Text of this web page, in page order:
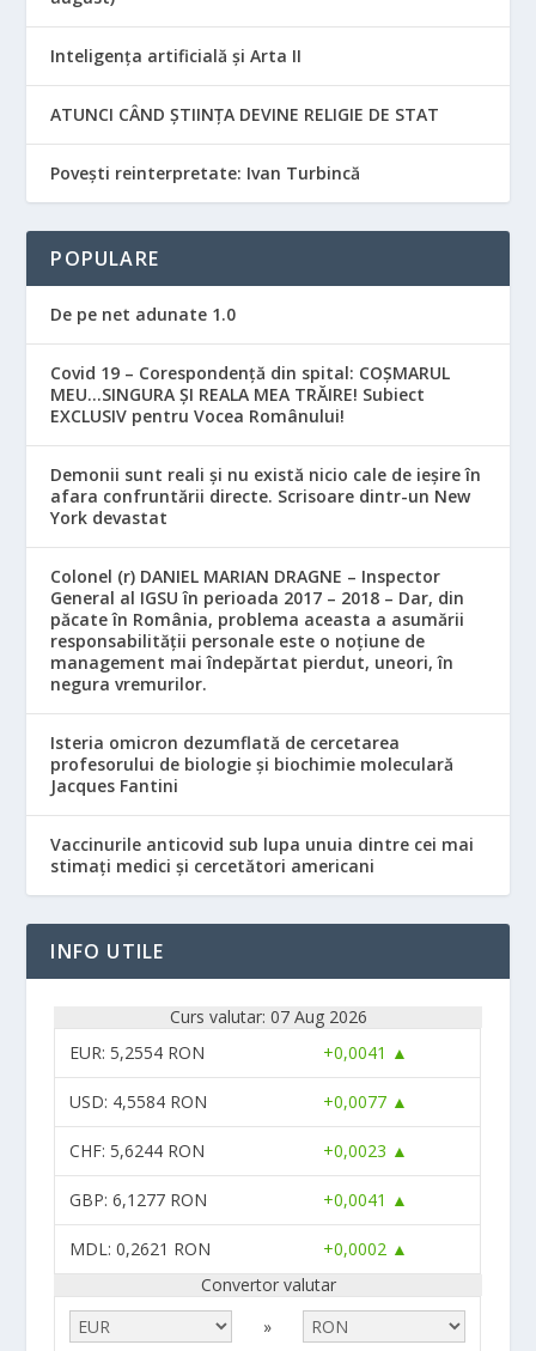
Inteligența artificială și Arta II
ATUNCI CÂND ȘTIINȚA DEVINE RELIGIE DE STAT
Povești reinterpretate: Ivan Turbincă
POPULARE
De pe net adunate 1.0
Covid 19 – Corespondență din spital: COȘMARUL
MEU…SINGURA ȘI REALA MEA TRĂIRE! Subiect
EXCLUSIV pentru Vocea Românului!
Demonii sunt reali și nu există nicio cale de ieșire în
afara confruntării directe. Scrisoare dintr-un New
York devastat
Colonel (r) DANIEL MARIAN DRAGNE – Inspector
General al IGSU în perioada 2017 – 2018 – Dar, din
păcate în România, problema aceasta a asumării
responsabilităţii personale este o noţiune de
management mai îndepărtat pierdut, uneori, în
negura vremurilor.
Isteria omicron dezumflată de cercetarea
profesorului de biologie și biochimie moleculară
Jacques Fantini
Vaccinurile anticovid sub lupa unuia dintre cei mai
stimați medici și cercetători americani
INFO UTILE
Curs valutar: 07 Aug 2026
EUR: 5,2554 RON +0,0041 ▲
USD: 4,5584 RON +0,0077 ▲
CHF: 5,6244 RON +0,0023 ▲
GBP: 6,1277 RON +0,0041 ▲
MDL: 0,2621 RON
+0,0002 ▲
Convertor valutar
»